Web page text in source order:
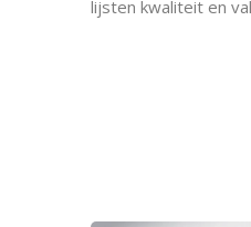
lijsten kwaliteit en